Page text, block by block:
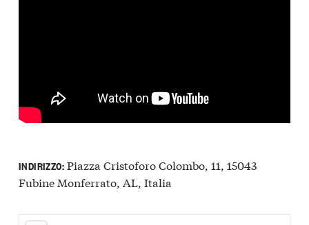
INDIRIZZO:Piazza Cristoforo Colombo, 11, 15043
Fubine Monferrato, AL, Italia